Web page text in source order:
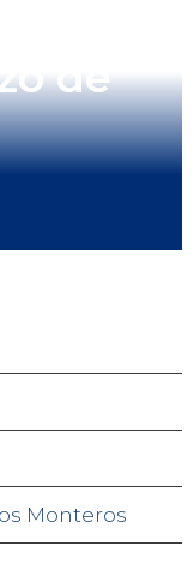
de
Monteros